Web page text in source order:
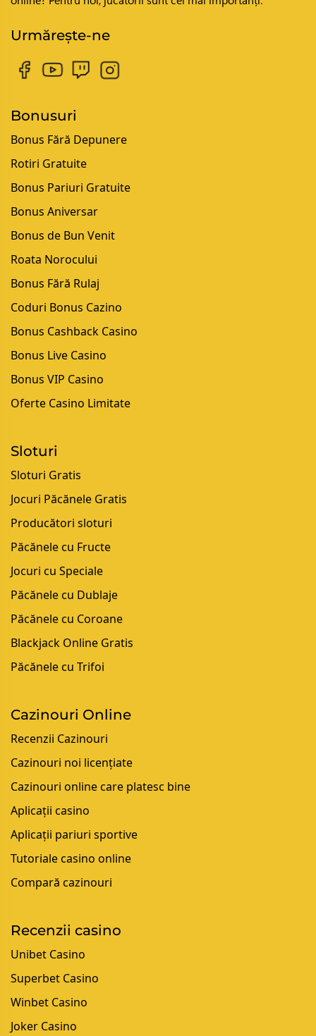
Urmărește-ne
Bonusuri
Bonus Fără Depunere
Rotiri Gratuite
Bonus Pariuri Gratuite
Bonus Aniversar
Bonus de Bun Venit
Roata Norocului
Bonus Fără Rulaj
Coduri Bonus Cazino
Bonus Cashback Casino
Bonus Live Casino
Bonus VIP Casino
Oferte Casino Limitate
Sloturi
Sloturi Gratis
Jocuri Păcănele Gratis
Producători sloturi
Păcănele cu Fructe
Jocuri cu Speciale
Păcănele cu Dublaje
Păcănele cu Coroane
Blackjack Online Gratis
Păcănele cu Trifoi
Cazinouri Online
Recenzii Cazinouri
Cazinouri noi licențiate
Cazinouri online care platesc bine
Aplicații casino
Aplicații pariuri sportive
Tutoriale casino online
Compară cazinouri
Recenzii casino
Unibet Casino
Superbet Casino
Winbet Casino
Joker Casino